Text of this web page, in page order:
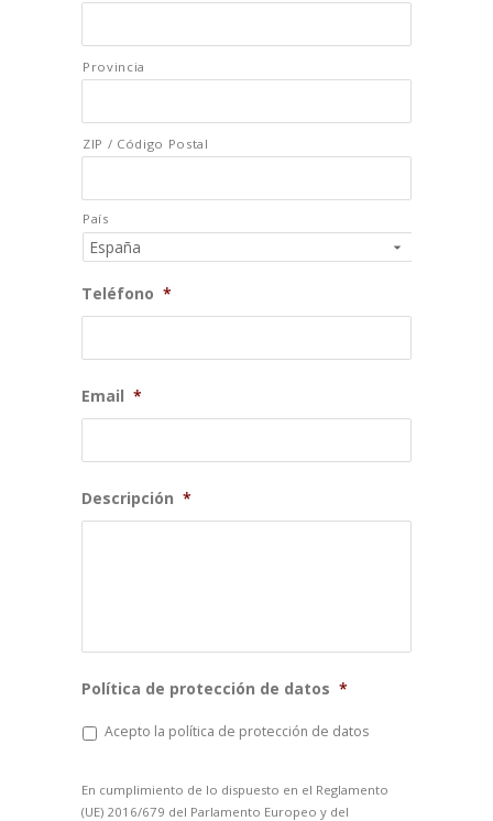
Provincia
ZIP / Código Postal
País
Teléfono *
Email *
Descripción *
Política de protección de datos *
Acepto la política de protección de datos
En cumplimiento de lo dispuesto en el Reglamento
(UE) 2016/679 del Parlamento Europeo y del